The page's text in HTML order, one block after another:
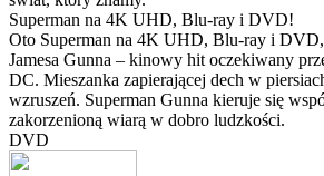
Superman na 4K UHD, Blu-ray i DVD!
Oto Superman na 4K UHD, Blu-ray i DVD,
Jamesa Gunna – kinowy hit oczekiwany
DC. Mieszanka zapierającej dech w
wzruszeń. Superman Gunna kieruje się
zakorzenioną wiarą w dobro ludzkości.
DVD